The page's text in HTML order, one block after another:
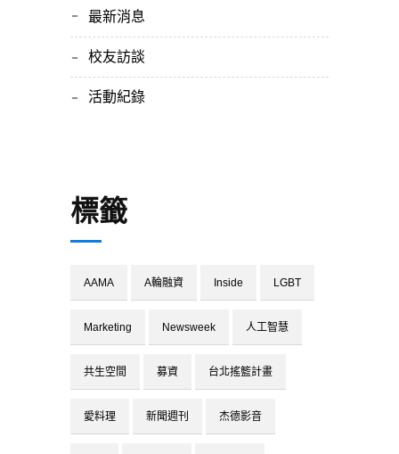
最新消息
校友訪談
活動紀錄
標籤
AAMA A輪融資 Inside LGBT
Marketing Newsweek 人工智慧
共生空間 募資 台北搖籃計畫
愛料理 新聞週刊 杰德影音